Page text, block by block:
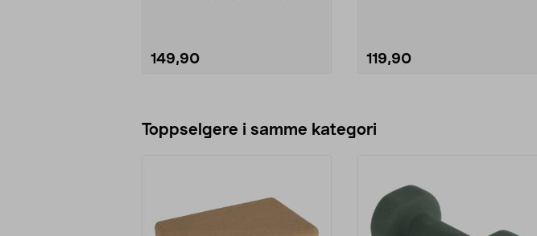
149,90 119,90
Toppselgere i samme kategori